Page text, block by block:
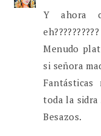
Y ahora
eh??????????
Menudo
si señora
toda la sidra
Besazos.